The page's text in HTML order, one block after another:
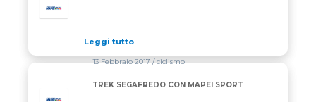
Leggi tutto
13 Febbraio 2017/ ciclismo
TREK SEGAFREDO CON MAPEI SPORT